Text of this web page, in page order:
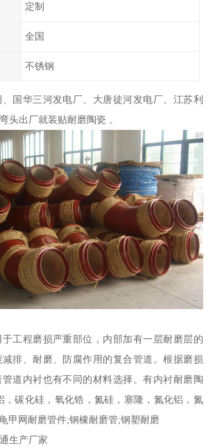
定制
全国
不锈钢
国华三河发电厂、大唐徒河发电厂、江苏利
头出厂就装贴耐磨陶瓷 。
工程磨损严重部位，内部加有一层耐磨层的
排、耐磨、防腐作用的复合管道。根据磨损
道内衬也有不同的材料选择。有内衬耐磨陶
，碳化硅，氧化锆，氮硅，塞隆，氮化铝，氮
甲网耐磨管件;钢橡耐磨管;钢塑耐磨
生产厂家